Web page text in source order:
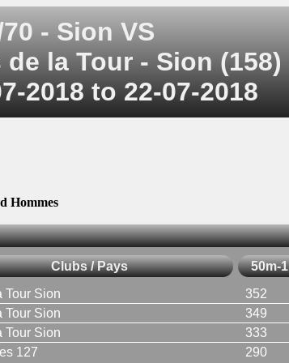
- Sion VS
la Tour - Sion (158)
2018 to 22-07-2018
Hommes
Clubs / Pays 50m-1
Tour Sion 352
Tour Sion 349
Tour Sion 333
127 290